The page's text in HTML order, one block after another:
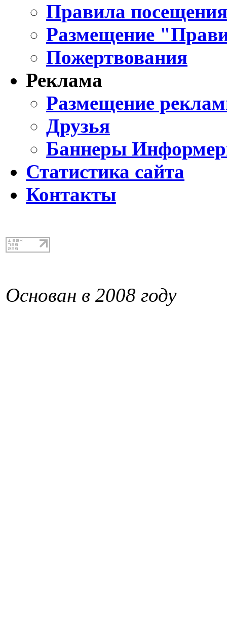
Правила
Размещение
Пожертвования
Реклама
Размещение
Друзья
Баннеры
Статистика сайта
Контакты
Основан в 2008 году